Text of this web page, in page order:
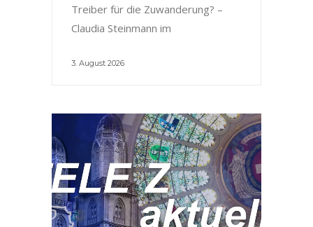
Treiber für die Zuwanderung? –
Claudia Steinmann im
3. August 2026